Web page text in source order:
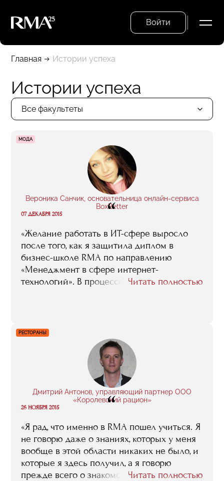
Войти
Главная Истории успеха
Истории успеха
Все факультеты
МОДА
Вероника Санчик, основательница онлайн-сервиса
BoxBetter
“
07 ДЕКАБРЯ 2015
«Желание работать в ИТ-сфере выросло
после того, как я защитила диплом в
бизнес-школе RMA по направлению
«Менеджмент в сфере интернет-
технологий». В процессе обучения
управления интернет-проектами,
менеджмента. Занятия в школе
вдохновляли, хотелось создать что-то свое
«полезное и красивое». Так и родилась
идея о собственном коробочном сервисе
по саморазвитию BoxBetter».
Читать полностью
РЕСТОРАНЫ
Дмитрий Антонов, управляющий партнер ООО
«Королевский рацион»
“
26 НОЯБРЯ 2015
«Я рад, что именно в RMA пошел учиться. Я
не говорю даже о знаниях, которых у меня
вообще в этой области никаких не было, и
которые я здесь получил, а я говорю
прежде всего о знакомствах, деловых
Читать полностью